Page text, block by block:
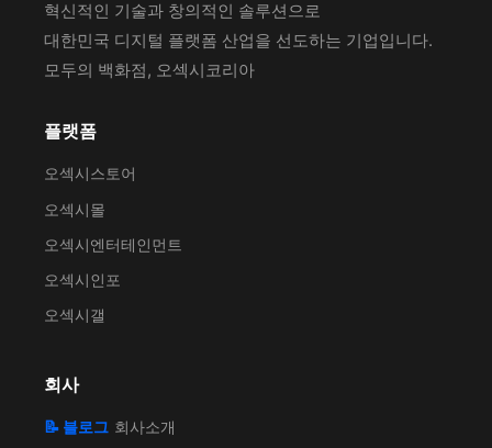
혁신적인 기술과 창의적인 솔루션으로
대한민국 디지털 플랫폼 산업을 선도하는 기업입니다.
모두의 백화점, 오섹시코리아
플랫폼
오섹시스토어
오섹시몰
오섹시엔터테인먼트
오섹시인포
오섹시갤
회사
📝 블로그 회사소개